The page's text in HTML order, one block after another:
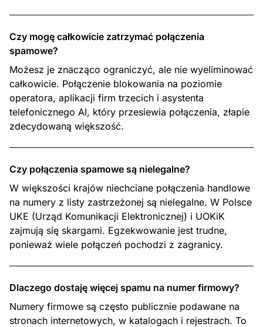
Czy mogę całkowicie zatrzymać połączenia
spamowe?
Możesz je znacząco ograniczyć, ale nie wyeliminować
całkowicie. Połączenie blokowania na poziomie
operatora, aplikacji firm trzecich i asystenta
telefonicznego AI, który przesiewia połączenia, złapie
zdecydowaną większość.
Czy połączenia spamowe są nielegalne?
W większości krajów niechciane połączenia handlowe
na numery z listy zastrzeżonej są nielegalne. W Polsce
UKE (Urząd Komunikacji Elektronicznej) i UOKiK
zajmują się skargami. Egzekwowanie jest trudne,
ponieważ wiele połączeń pochodzi z zagranicy.
Dlaczego dostaję więcej spamu na numer firmowy?
Numery firmowe są często publicznie podawane na
stronach internetowych, w katalogach i rejestrach. To